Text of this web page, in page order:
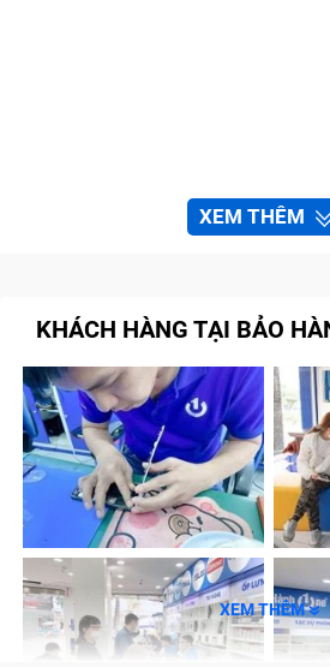
XEM THÊM
KHÁCH HÀNG TẠI BẢO
XEM THÊM